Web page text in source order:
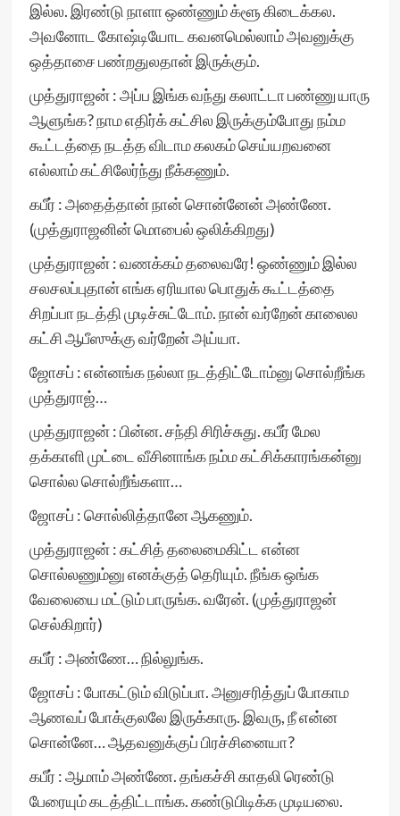
இல்ல. இரண்டு நாளா ஒண்ணும் க்ளூ கிடைக்கல.
அவனோட கோஷ்டியோட கவனமெல்லாம் அவனுக்கு
ஒத்தாசை பண்றதுலதான் இருக்கும்.
முத்துராஜன் : அப்ப இங்க வந்து கலாட்டா பண்ணு யாரு
ஆளுங்க? நாம எதிர்க் கட்சில இருக்கும்போது நம்ம
கூட்டத்தை நடத்த விடாம கலகம் செய்யறவனை
எல்லாம் கட்சிலேர்ந்து நீக்கணும்.
கபீர் : அதைத்தான் நான் சொன்னேன் அண்ணே.
(முத்துராஜனின் மொபைல் ஒலிக்கிறது)
முத்துராஜன் : வணக்கம் தலைவரே! ஒண்ணும் இல்ல
சலசலப்புதான் எங்க ஏரியால பொதுக் கூட்டத்தை
சிறப்பா நடத்தி முடிச்சுட்டோம். நான் வர்றேன் காலைல
கட்சி ஆபீஸுக்கு வர்றேன் அய்யா.
ஜோசப் : என்னங்க நல்லா நடத்திட்டோம்னு சொல்றீங்க
முத்துராஜ்…
முத்துராஜன் : பின்ன. சந்தி சிரிச்சுது. கபீர் மேல
தக்காளி முட்டை வீசினாங்க நம்ம கட்சிக்காரங்கன்னு
சொல்ல சொல்றீங்களா…
ஜோசப் : சொல்லித்தானே ஆகணும்.
முத்துராஜன் : கட்சித் தலைமைகிட்ட என்ன
சொல்லணும்னு எனக்குத் தெரியும். நீங்க ஒங்க
வேலையை மட்டும் பாருங்க. வரேன். (முத்துராஜன்
செல்கிறார்)
கபீர் : அண்ணே… நில்லுங்க.
ஜோசப் : போகட்டும் விடுப்பா. அனுசரித்துப் போகாம
ஆணவப் போக்குலலே இருக்காரு. இவரு, நீ என்ன
சொன்னே… ஆதவனுக்குப் பிரச்சினையா?
கபீர் : ஆமாம் அண்ணே. தங்கச்சி காதலி ரெண்டு
பேரையும் கடத்திட்டாங்க. கண்டுபிடிக்க முடியலை.